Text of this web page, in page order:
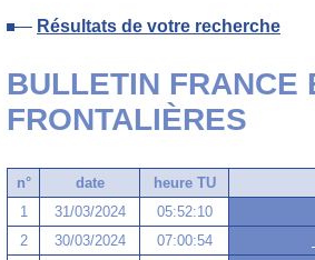
Résultats de votre recherche
BULLETIN FRANCE
FRONTALIÈRES
n° date
heure TU
1
31/03/2024
05:52:10
2
30/03/2024 07:00:54